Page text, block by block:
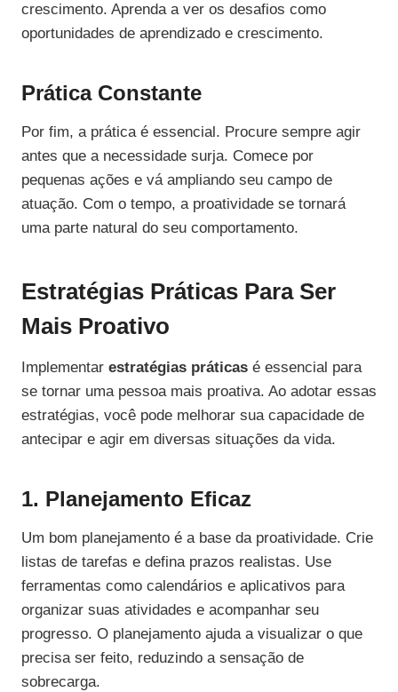
crescimento. Aprenda a ver os desafios como
oportunidades de aprendizado e crescimento.
Prática Constante
Por fim, a prática é essencial. Procure sempre agir
antes que a necessidade surja. Comece por
pequenas ações e vá ampliando seu campo de
atuação. Com o tempo, a proatividade se tornará
uma parte natural do seu comportamento.
Estratégias Práticas Para Ser
Mais Proativo
Implementar estratégias práticas é essencial para
se tornar uma pessoa mais proativa. Ao adotar essas
estratégias, você pode melhorar sua capacidade de
antecipar e agir em diversas situações da vida.
1. Planejamento Eficaz
Um bom planejamento é a base da proatividade. Crie
listas de tarefas e defina prazos realistas. Use
ferramentas como calendários e aplicativos para
organizar suas atividades e acompanhar seu
progresso. O planejamento ajuda a visualizar o que
precisa ser feito, reduzindo a sensação de
sobrecarga.